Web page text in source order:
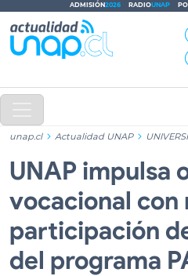
ADMISIÓN2026 RADIOUNAP
unap.cl Actualidad UNAP
UNAP impulsa
vocacional con
participación
del programa